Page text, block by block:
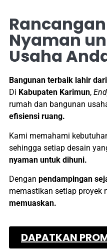
Nyaman
Usaha
Bangunan terbaik lahir
Di Kabupaten Karimun,
rumah dan bangunan
efisiensi ruang.
Kami memahami
sehingga setiap desain
nyaman untuk dihuni.
Dengan pendampingan
memastikan setiap proyek
memuaskan.
DAPATKAN